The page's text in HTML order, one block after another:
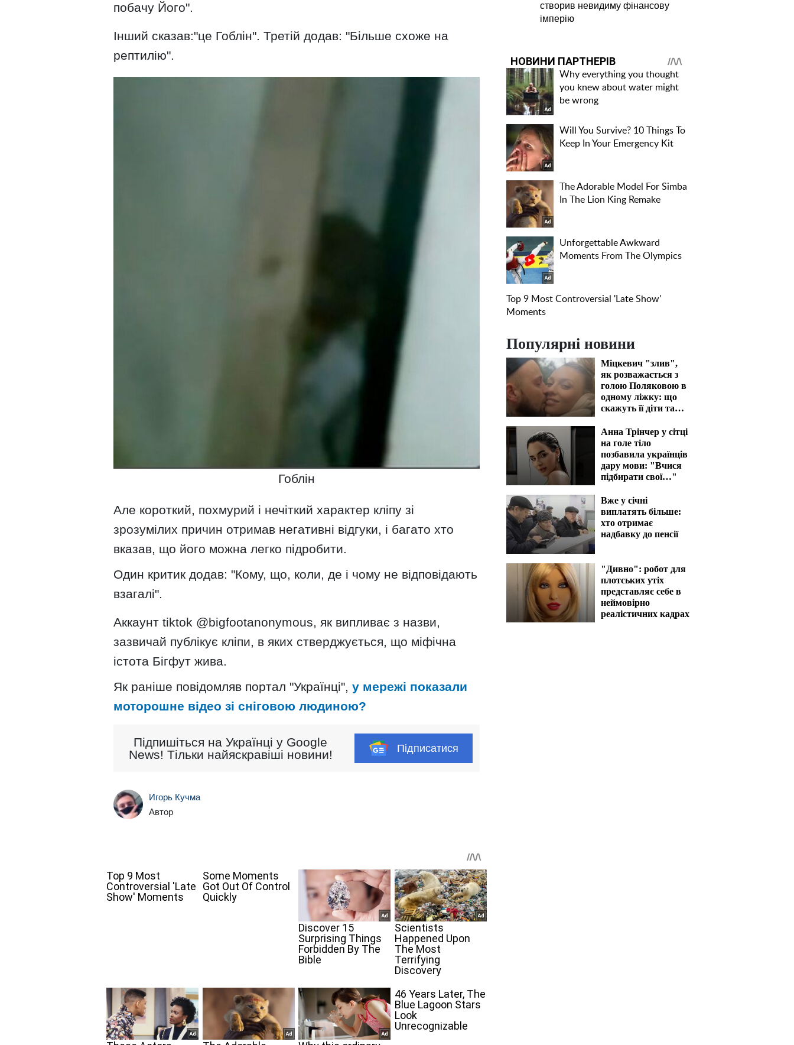
побачу Його".
Інший сказав:"це Гоблін". Третій додав: "Більше схоже на
рептилію".
Гоблін
Але короткий, похмурий і нечіткий характер кліпу зі
зрозумілих причин отримав негативні відгуки, і багато хто
вказав, що його можна легко підробити.
Один критик додав: "Кому, що, коли, де і чому не відповідають
взагалі".
Аккаунт tiktok @bigfootanonymous, як випливає з назви,
зазвичай публікує кліпи, в яких стверджується, що міфічна
істота Бігфут жива.
Як раніше повідомляв портал "Українці", у мережі показали
моторошне відео зі сніговою людиною?
Підпишіться на Українці у Google
News! Тільки найяскравіші новини!
Підписатися
Игорь Кучма
Автор
створив невидиму фінансову
імперію
Популярні новини
Міцкевич "злив",
як розважається з
голою Поляковою в
одному ліжку: що
скажуть її діти та
Анна Трінчер у сітці
на голе тіло
позбавила українців
дару мови: "Вчися
підбирати свої…"
Вже у січні
виплатять більше:
хто отримає
надбавку до пенсії
"Дивно": робот для
плотських утіх
представляє себе в
неймовірно
реалістичних кадрах